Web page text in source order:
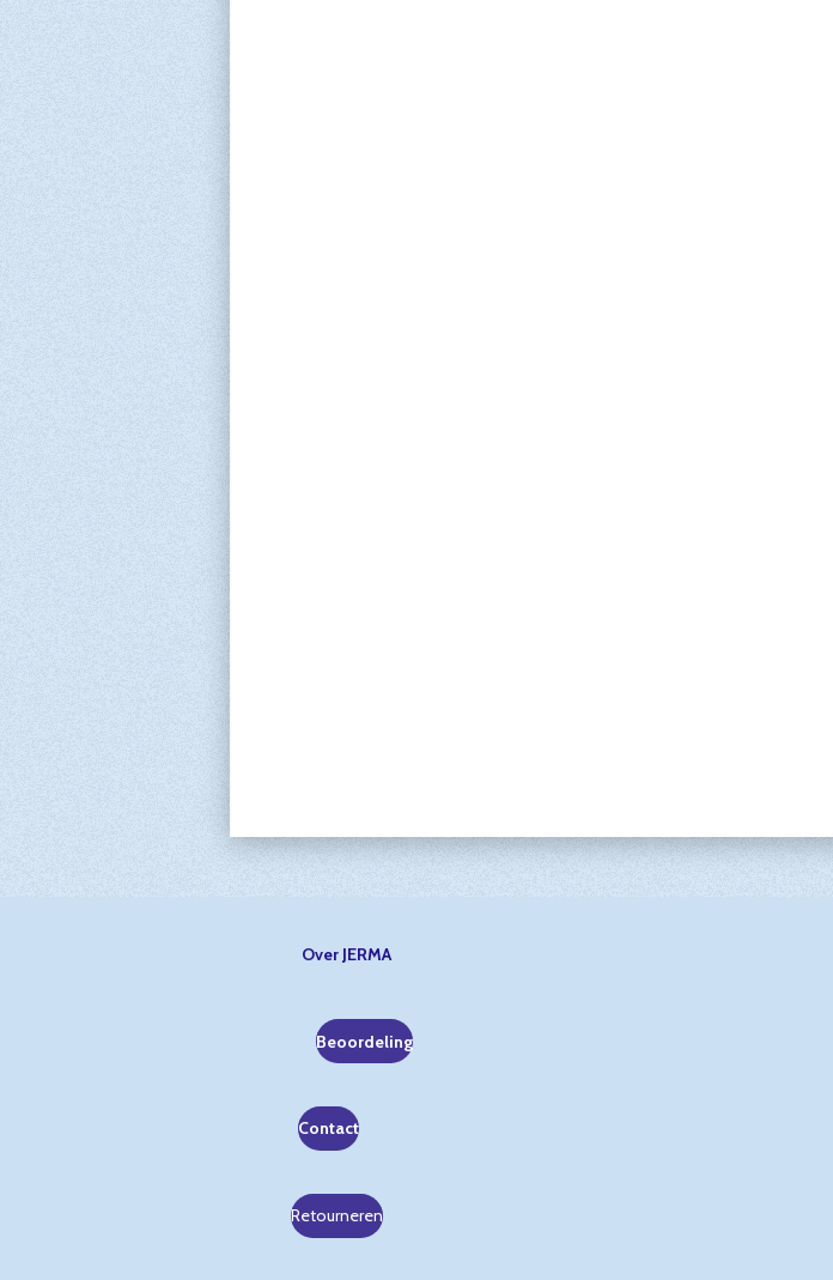
Over JERMA
Beoordeling
Contact
Retourneren